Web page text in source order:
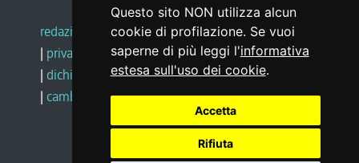
Questo sito NON utilizza alcun
cookie di profilazione. Se vuoi
saperne di più leggi l'informativa
estesa sull'uso dei cookie.
Accetta
Rifiuta
redazione web |note legali |glossario
| privacy
social media policy
| dichiarazione di accessibilità |feedback
| cambio preferenze cookie
Realizzato da